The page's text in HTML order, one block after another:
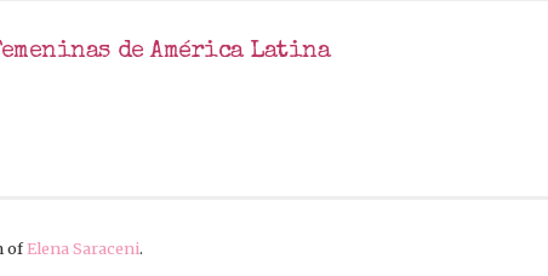
de América Latina
ofElena Saraceni.